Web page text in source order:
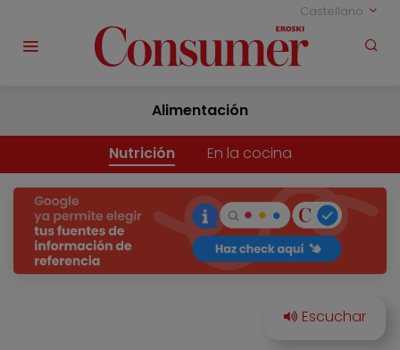
Castellano
Alimentación
Nutrición En la cocina